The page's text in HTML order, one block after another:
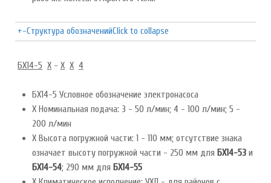
+-Структура обозначенийClick to collapse
БХ14-5 Х - Х Х 4
БХ14-5 Условное обозначение электронасоса
Х Номинальная подача: 3 - 50 л/мин; 4 - 100 л/мин; 5 -
200 л/мин
Х Высота погружной части: 1 - 110 мм; отсутствие знака
означает высоту погружной части - 250 мм для БХ14-53 и
БХ14-54; 290 мм для БХ14-55